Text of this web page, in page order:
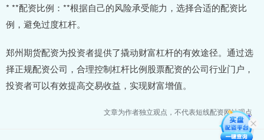
* **配资比例：**根据自己的风险承受能力，选择合适的配资比
例，避免过度杠杆。
郑州期货配资为投资者提供了撬动财富杠杆的有效途径。通过选
择正规配资公司，合理控制杠杆比例股票配资的公司行业门户，
投资者可以有效提高交易收益，实现财富增值。
文章为作者独立观点，不代表短线配资网站观点